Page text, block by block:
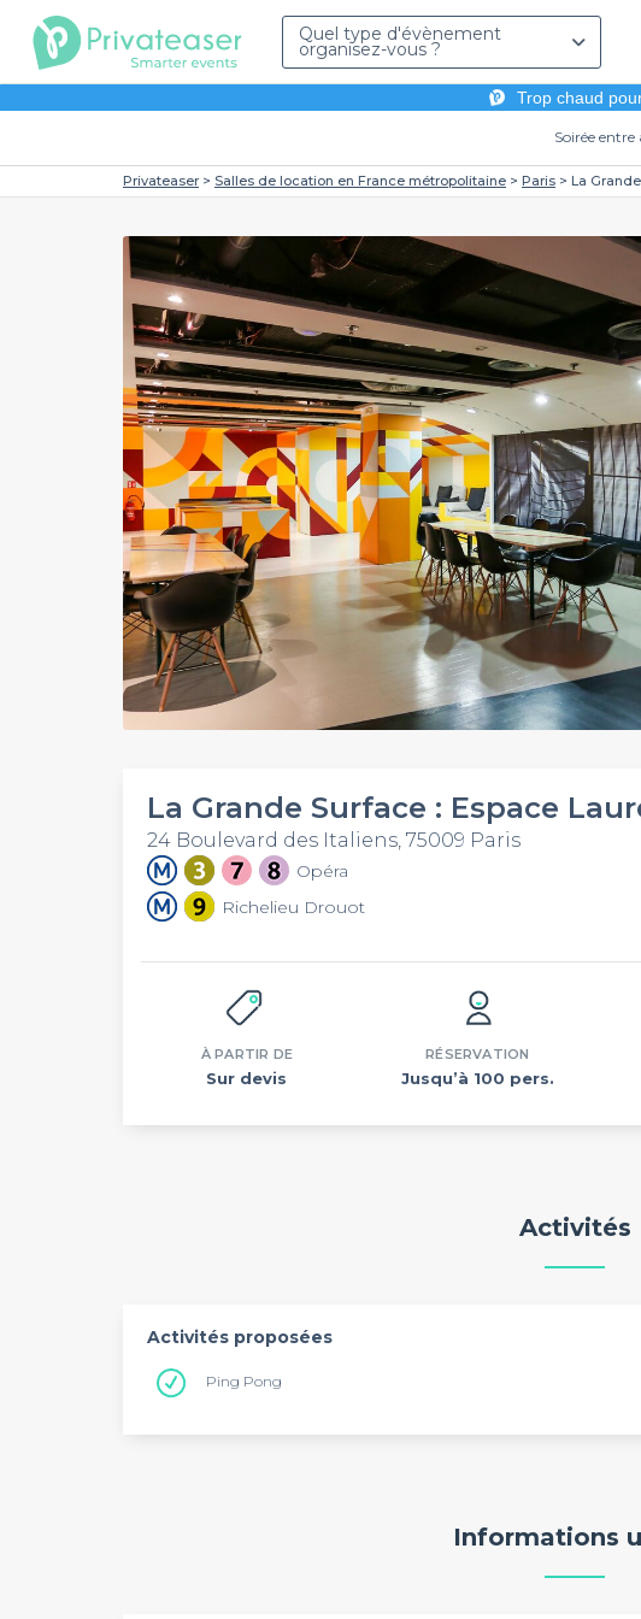
Quel type d'évènement
organisez-vous ?
Trop chaud
Soirée entre
Privateaser Salles de location en France métropolitaine Paris La
La Grande Surface : Espace
24 Boulevard des Italiens, 75009 Paris
Opéra
Richelieu Drouot
À PARTIR DE
Sur devis
RÉSERVATION
Jusqu’à 100 pers.
Activités
Activités proposées
Ping Pong
Informations